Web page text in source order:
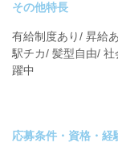
その他特長
有給制度あり/ 昇給
駅チカ/ 髪型自由/
躍中
応募条件・資格・経